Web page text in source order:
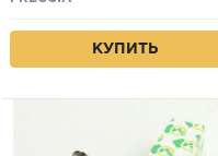
КУПИТЬ